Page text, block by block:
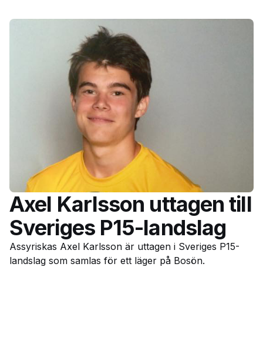
Axel Karlsson uttagen till
Sveriges P15-landslag
Assyriskas Axel Karlsson är uttagen i Sveriges P15-
landslag som samlas för ett läger på Bosön.